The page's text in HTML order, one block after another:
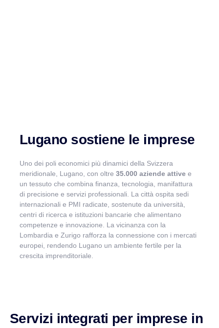
Lugano sostiene le imprese
Uno dei poli economici più dinamici della Svizzera
meridionale, Lugano, con oltre 35.000 aziende attive e
un tessuto che combina finanza, tecnologia, manifattura
di precisione e servizi professionali. La città ospita sedi
internazionali e PMI radicate, sostenute da università,
centri di ricerca e istituzioni bancarie che alimentano
competenze e innovazione. La vicinanza con la
Lombardia e Zurigo rafforza la connessione con i mercati
europei, rendendo Lugano un ambiente fertile per la
crescita imprenditoriale.
Servizi integrati per imprese in
VismarChat AI Agent
Salve! Sono VismarChat, l'agente AI di Vismarcorp. In
cosa possiamo esserti utile?